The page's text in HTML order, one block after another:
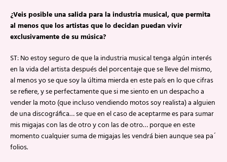
¿Veis posible una salida para la industria musical, que permita
al menos que los artistas que lo decidan puedan vivir
exclusivamente de su música?
ST: No estoy seguro de que la industria musical tenga algún interés
en la vida del artista después del porcentaje que se lleve del mismo,
al menos yo se que soy la última mierda en este país en lo que cifras
se refiere, y se perfectamente que si me siento en un despacho a
vender la moto (que incluso vendiendo motos soy realista) a alguien
de una discográfica… se que en el caso de aceptarme es para sumar
mis migajas con las de otro y con las de otro… porque en este
momento cualquier suma de migajas les vendrá bien aunque sea pa´
folios.